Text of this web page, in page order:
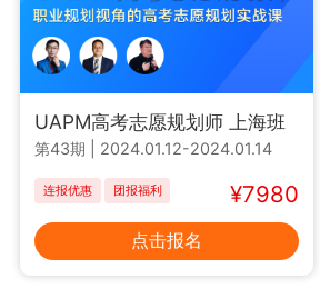
UAPM高考志愿规划师 上海班
第43期 2024.01.12-2024.01.14
连报优惠 团报福利 ¥7980
点击报名